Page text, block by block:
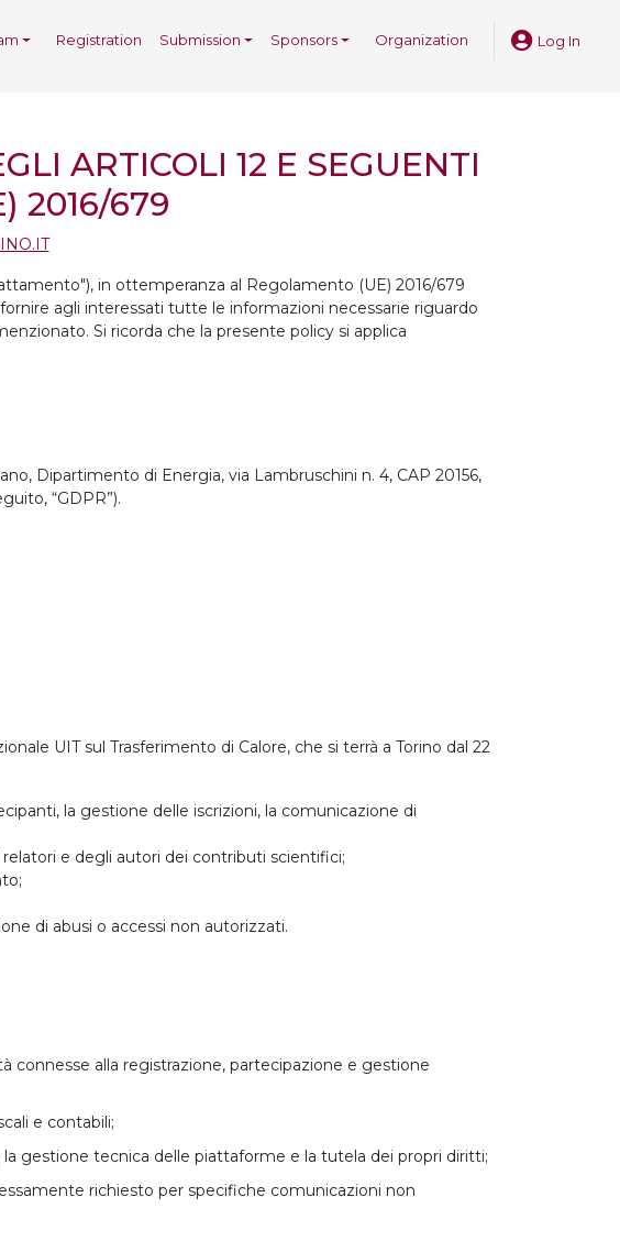
Registration Submission Sponsors Organization Log In
ARTICOLI 12 E SEGUENTI
2016/679
in ottemperanza al Regolamento (UE) 2016/679
agli interessati tutte le informazioni necessarie riguardo
Si ricorda che la presente policy si applica
Dipartimento di Energia, via Lambruschini n. 4, CAP 20156,
“GDPR”).
UIT sul Trasferimento di Calore, che si terrà a Torino dal 22
la gestione delle iscrizioni, la comunicazione di
e degli autori dei contributi scientifici;
di abusi o accessi non autorizzati.
connesse alla registrazione, partecipazione e gestione
e contabili;
gestione tecnica delle piattaforme e la tutela dei propri diritti;
richiesto per specifiche comunicazioni non